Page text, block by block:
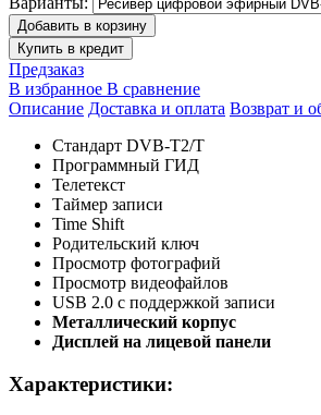
Добавить в корзину
Купить в кредит
Предзаказ
В избранное В сравнение
Описание Доставка и оплата Возврат и
Стандарт DVB-T2/T
Программный ГИД
Телетекст
Таймер записи
Time Shift
Родительский ключ
Просмотр фотографий
Просмотр видеофайлов
USB 2.0 с поддержкой записи
Металлический корпус
Дисплей на лицевой панели
Характеристики: